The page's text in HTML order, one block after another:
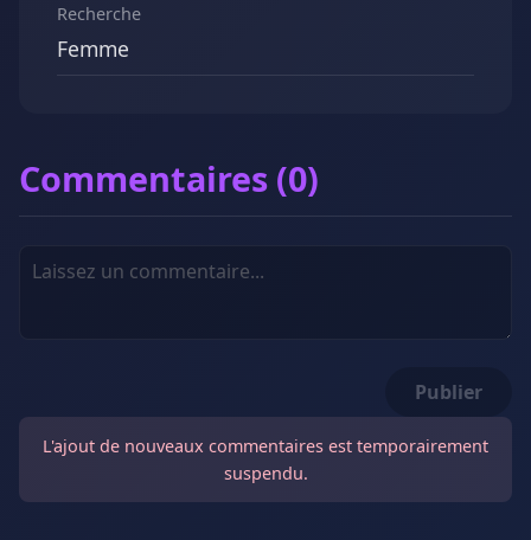
Recherche
Femme
Commentaires (0)
Publier
L'ajout de nouveaux commentaires est temporairement
suspendu.